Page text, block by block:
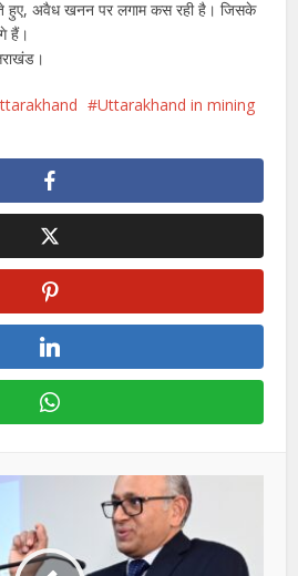
हुए, अवैध खनन पर लगाम कस रही है। जिसके
हैं।
Uttarakhand in mining